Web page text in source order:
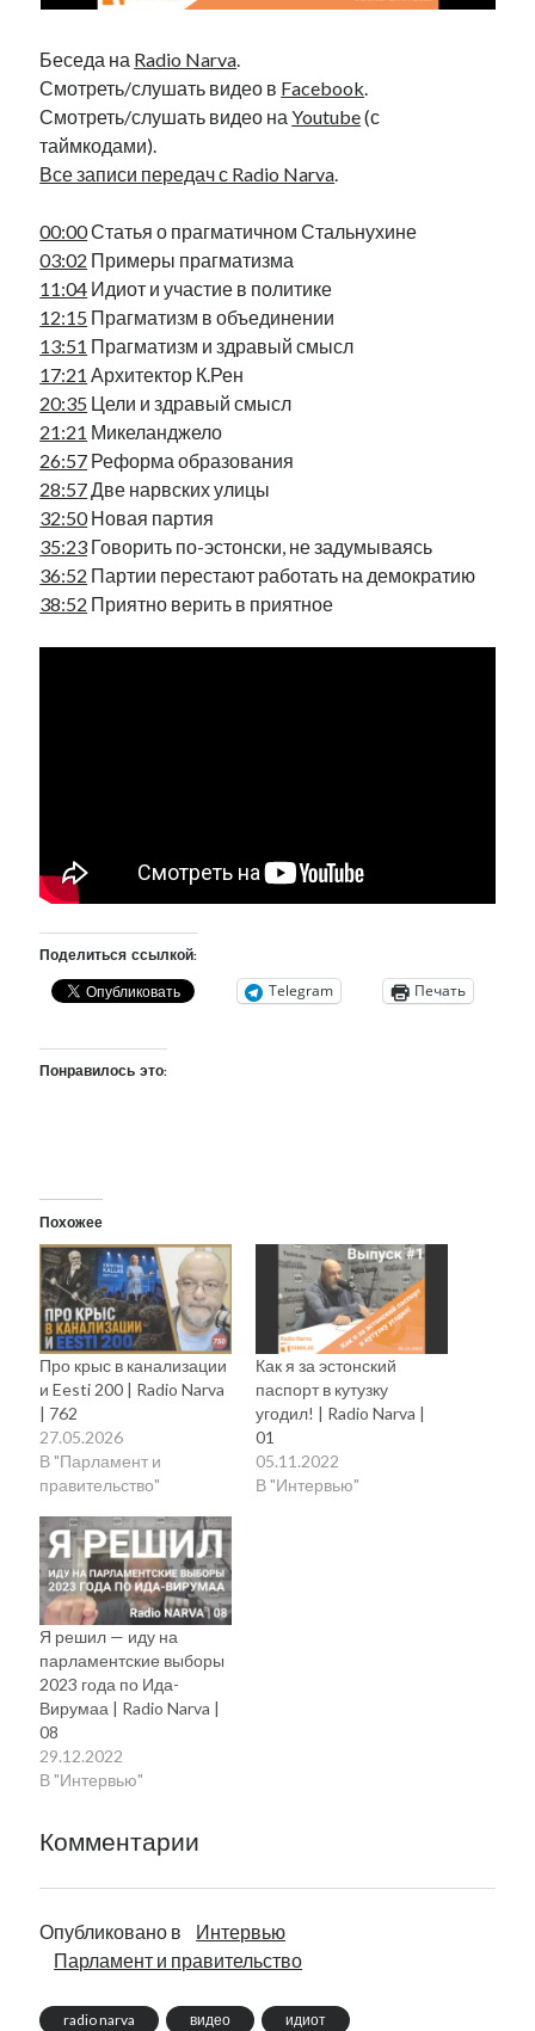
Эстония и Россия
radio narva takinada
ансиппиада безработица видео
в поисках здравого смысла выборы высказывание
евросоюз интервью история
катри райк кая каллас книга маська
образование
парад клоунов
подкаст потеряны данные
рийгикогу россия русский роман
русскоязычное образование сми ссср
стенограмма
т.х. ильвес танк фотоотчет экономика экономика эстонии
Беседа на Radio Narva.
Смотреть/слушать видео в Facebook.
Смотреть/слушать видео наYoutube(с
таймкодами).
Все записи передач с Radio Narva.
00:00Статья о прагматичном Стальнухине
03:02 Примеры прагматизма
11:04 Идиот и участие в политике
12:15 Прагматизм в объединении
13:51 Прагматизм и здравый смысл
17:21 Архитектор К.Рен
20:35 Цели и здравый смысл
21:21 Микеланджело
26:57 Реформа образования
28:57Две нарвских улицы
32:50Новая партия
35:23 Говорить по-эстонски, не задумываясь
36:52 Партии перестают работать на демократию
38:52 Приятно верить в приятное
Поделиться ссылкой:
Telegram Печать
Понравилось это:
Похожее
Про крыс в канализации
и Eesti 200 | Radio Narva
| 762
27.05.2026
В "Парламент и
правительство"
Как я за эстонский
паспорт в кутузку
угодил! | Radio Narva |
01
05.11.2022
В "Интервью"
Я решил — иду на
парламентские выборы
2023 года по Ида-
Вирумаа | Radio Narva |
08
29.12.2022
В "Интервью"
Комментарии
Опубликовано в
Интервью
Парламент и правительство
radio narva видео идиот